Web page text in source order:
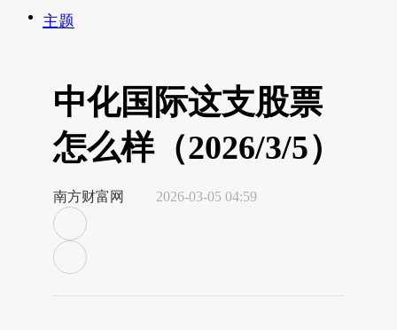
主题
中化国际这支股票
怎么样（2026/3/5）
南方财富网 2026-03-05 04:59